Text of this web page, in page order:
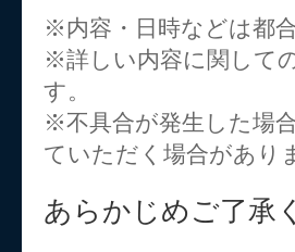
※内容・日時などは都
※詳しい内容に関して
す。
※不具合が発生した場
ていただく場合があり
あらかじめご了承